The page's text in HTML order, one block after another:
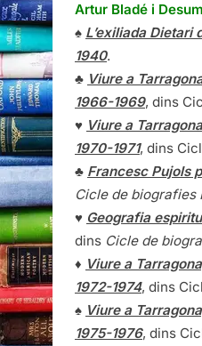
Artur Bladé i
♠ L’exiliada Dietari
1940.
♣ Viure a
1966-1969, dins
♥ Viure a
1970-1971, dins
♣ Francesc Pujols
Cicle de biografies
♥ Geografia
dins Cicle de
♦ Viure a
1972-1974, dins
♠ Viure a
1975-1976, dins